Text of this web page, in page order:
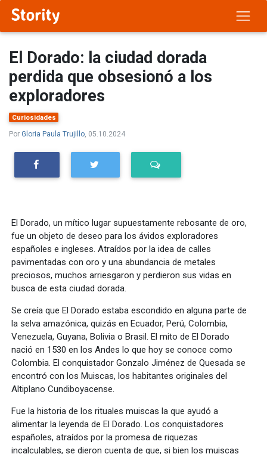
El Dorado: la ciudad dorada
perdida que obsesionó a los
exploradores
Curiosidades
Por Gloria Paula Trujillo , 05.10.2024
El Dorado, un mítico lugar supuestamente rebosante de oro,
fue un objeto de deseo para los ávidos exploradores
españoles e ingleses. Atraídos por la idea de calles
pavimentadas con oro y una abundancia de metales
preciosos, muchos arriesgaron y perdieron sus vidas en
busca de esta ciudad dorada.
Se creía que El Dorado estaba escondido en alguna parte de
la selva amazónica, quizás en Ecuador, Perú, Colombia,
Venezuela, Guyana, Bolivia o Brasil. El mito de El Dorado
nació en 1530 en los Andes lo que hoy se conoce como
Colombia. El conquistador Gonzalo Jiménez de Quesada se
encontró con los Muiscas, los habitantes originales del
Altiplano Cundiboyacense.
Fue la historia de los rituales muiscas la que ayudó a
alimentar la leyenda de El Dorado. Los conquistadores
españoles, atraídos por la promesa de riquezas
incalculables, se dieron cuenta de que, si bien los muiscas